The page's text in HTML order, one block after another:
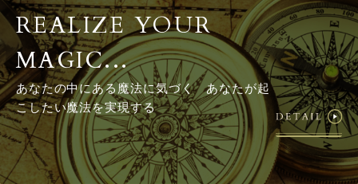
REALIZE YOUR
MAGIC...
あなたの中にある魔法に気づく あなたが起
こしたい魔法を実現する